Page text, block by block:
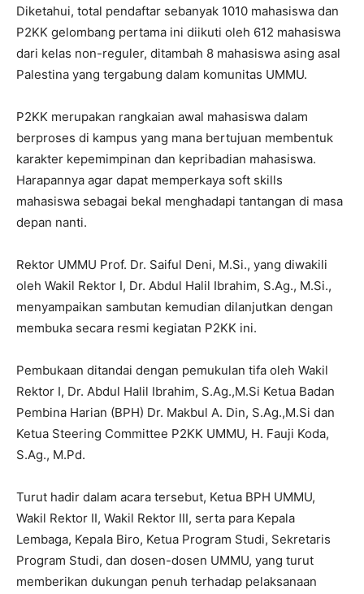
Diketahui, total pendaftar sebanyak 1010 mahasiswa dan
P2KK gelombang pertama ini diikuti oleh 612 mahasiswa
dari kelas non-reguler, ditambah 8 mahasiswa asing asal
Palestina yang tergabung dalam komunitas UMMU.
P2KK merupakan rangkaian awal mahasiswa dalam
berproses di kampus yang mana bertujuan membentuk
karakter kepemimpinan dan kepribadian mahasiswa.
Harapannya agar dapat memperkaya soft skills
mahasiswa sebagai bekal menghadapi tantangan di masa
depan nanti.
Rektor UMMU Prof. Dr. Saiful Deni, M.Si., yang diwakili
oleh Wakil Rektor I, Dr. Abdul Halil Ibrahim, S.Ag., M.Si.,
menyampaikan sambutan kemudian dilanjutkan dengan
membuka secara resmi kegiatan P2KK ini.
Pembukaan ditandai dengan pemukulan tifa oleh Wakil
Rektor I, Dr. Abdul Halil Ibrahim, S.Ag.,M.Si Ketua Badan
Pembina Harian (BPH) Dr. Makbul A. Din, S.Ag.,M.Si dan
Ketua Steering Committee P2KK UMMU, H. Fauji Koda,
S.Ag., M.Pd.
Turut hadir dalam acara tersebut, Ketua BPH UMMU,
Wakil Rektor II, Wakil Rektor III, serta para Kepala
Lembaga, Kepala Biro, Ketua Program Studi, Sekretaris
Program Studi, dan dosen-dosen UMMU, yang turut
memberikan dukungan penuh terhadap pelaksanaan